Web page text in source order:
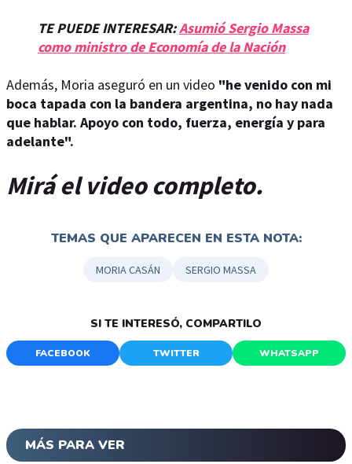
TE PUEDE INTERESAR:Asumió Sergio Massa
como ministro de Economía de la Nación
Además, Moria aseguró en un video "he venido con mi
boca tapada con la bandera argentina, no hay nada
que hablar. Apoyo con todo, fuerza, energía y para
adelante".
Mirá el video completo.
TEMAS QUE APARECEN EN ESTA NOTA:
MORIA CASÁN SERGIO MASSA
SI TE INTERESÓ, COMPARTILO
FACEBOOK TWITTER WHATSAPP
MÁS PARA VER